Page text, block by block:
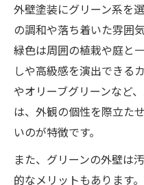
外壁塗装にグリーン系を
の調和や落ち着いた雰囲
緑色は周囲の植栽や庭と
しや高級感を演出できる
やオリーブグリーンなど
は、外観の個性を際立た
いのが特徴です。
また、グリーンの外壁は
的なメリットもあります